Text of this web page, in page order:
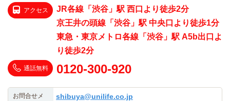
アクセス
JR各線「渋谷」駅 西口より徒歩2分
京王井の頭線「渋谷」駅 中央口より徒歩1分
東急・東京メトロ各線「渋谷」駅 A5b出口よ
り徒歩2分
通話無料 0120-300-920
お問合せメ
shibuya@unilife.co.jp